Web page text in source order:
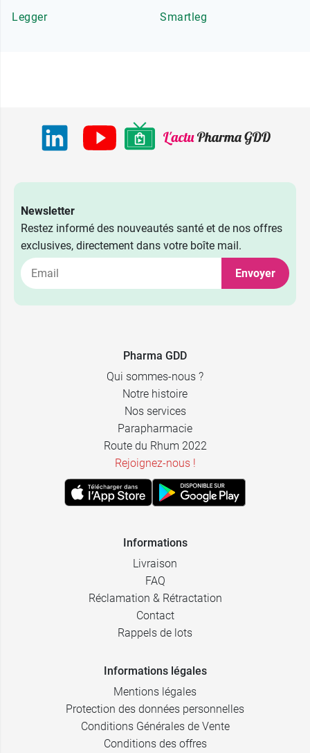
Legger Smartleg
Newsletter
Restez informé des nouveautés santé et de nos offres
exclusives, directement dans votre boîte mail.
Envoyer
Pharma GDD
Qui sommes-nous ?
Notre histoire
Nos services
Parapharmacie
Route du Rhum 2022
Rejoignez-nous !
Informations
Livraison
FAQ
Réclamation & Rétractation
Contact
Rappels de lots
Informations légales
Mentions légales
Protection des données personnelles
Conditions Générales de Vente
Conditions des offres